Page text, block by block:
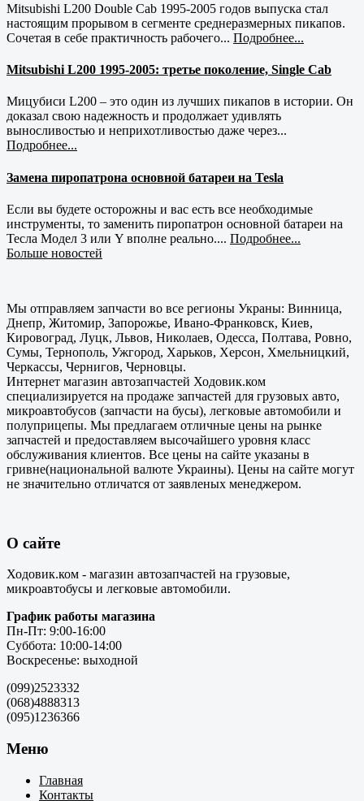
Mitsubishi L200 Double Cab 1995-2005 годов выпуска стал
настоящим прорывом в сегменте среднеразмерных пикапов.
Сочетая в себе практичность рабочего... Подробнее...
Mitsubishi L200 1995-2005: третье поколение, Single Cab
Мицубиси L200 – это один из лучших пикапов в истории. Он
доказал свою надежность и продолжает удивлять
выносливостью и неприхотливостью даже через...
Подробнее...
Замена пиропатрона основной батареи на Tesla
Если вы будете осторожны и вас есть все необходимые
инструменты, то заменить пиропатрон основной батареи на
Тесла Модел 3 или Y вполне реально.... Подробнее...
Больше новостей
Мы отправляем запчасти во все регионы Украны: Винница,
Днепр, Житомир, Запорожье, Ивано-Франковск, Киев,
Кировоград, Луцк, Львов, Николаев, Одесса, Полтава, Ровно,
Сумы, Тернополь, Ужгород, Харьков, Херсон, Хмельницкий,
Черкассы, Чернигов, Черновцы.
Интернет магазин автозапчастей Ходовик.ком
специализируется на продаже запчастей для грузовых авто,
микроавтобусов (запчасти на бусы), легковые автомобили и
полуприцепы. Мы предлагаем отличные цены на рынке
запчастей и предоставляем высочайшего уровня класс
обслуживания клиентов. Все цены на сайте указаны в
гривне(национальной валюте Украины). Цены на сайте могут
не значительно отличатся от заявленых менеджером.
О сайте
Ходовик.ком - магазин автозапчастей на грузовые,
микроавтобусы и легковые автомобили.
График работы магазина
Пн-Пт: 9:00-16:00
Суббота: 10:00-14:00
Воскресенье: выходной
(099)2523332
(068)4888313
(095)1236366
Меню
Главная
Контакты